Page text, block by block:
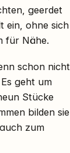
geerdet
ein, ohne sich
für Nähe.
schon nicht
geht um
Stücke
bilden sie
zum